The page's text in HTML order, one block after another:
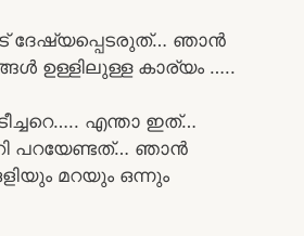
ദേഷ്യപ്പെടരുത്… ഞാൻ
ഉള്ളിലുള്ള കാര്യം …..
എന്താ ഇത്…
പറയേണ്ടത്… ഞാൻ
മറയും ഒന്നും